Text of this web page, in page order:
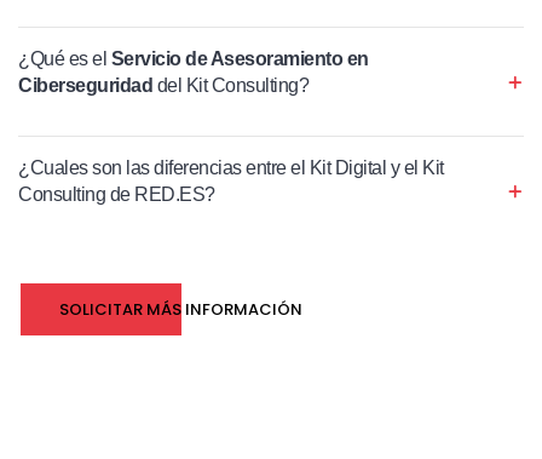
¿Qué es el Servicio de Asesoramiento en
Ciberseguridad del Kit Consulting?
¿Cuales son las diferencias entre el Kit Digital y el Kit
Consulting de RED.ES?
SOLICITAR MÁS INFORMACIÓN